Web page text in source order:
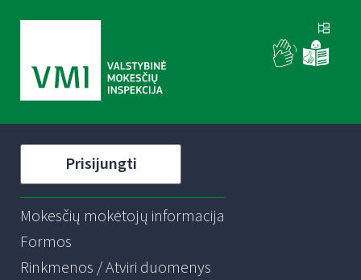
Prisijungti
Mokesčių mokėtojų informacija
Formos
Rinkmenos / Atviri duomenys